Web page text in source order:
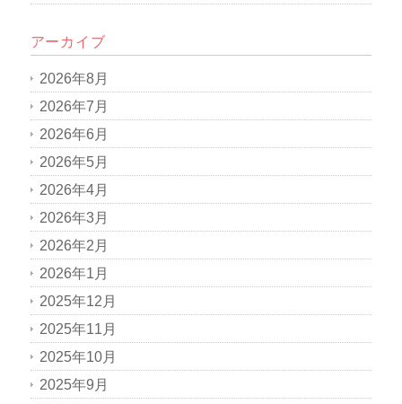
アーカイブ
2026年8月
2026年7月
2026年6月
2026年5月
2026年4月
2026年3月
2026年2月
2026年1月
2025年12月
2025年11月
2025年10月
2025年9月